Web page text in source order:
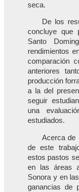
seca.
De los
concluye que
Santo
rendimientos
comparación
anteriores
producción
a la del
seguir
una
estudiados.
Acerca de
de este
estos pastos
en las áreas
Sonora y en
ganancias de